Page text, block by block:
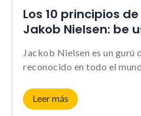
Los 10 principios
Jakob Nielsen: be
Jackob Nielsen es un gurú
reconocido en todo el
Leer más